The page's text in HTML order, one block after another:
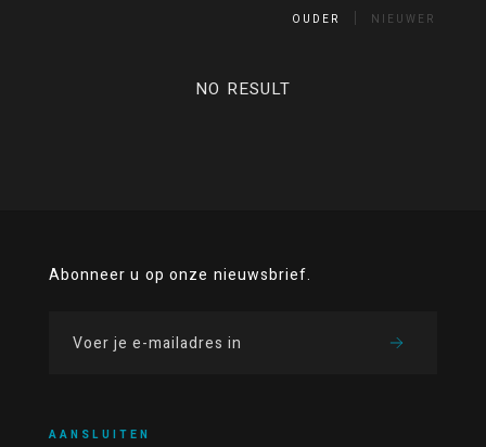
OUDER NIEUWER
NO RESULT
Abonneer u op onze nieuwsbrief.
AANSLUITEN